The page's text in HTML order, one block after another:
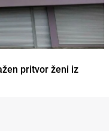
pritvor ženi iz